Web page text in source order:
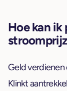
Hoe kan
Geld
Klinkt